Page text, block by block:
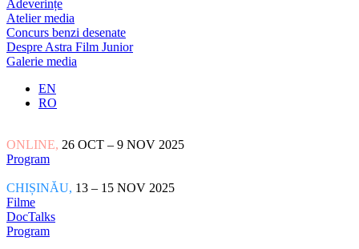
Adeverințe
Atelier media
Concurs benzi desenate
Despre Astra Film Junior
Galerie media
EN
RO
ONLINE, 26 OCT – 9 NOV 2025
Program
CHIȘINĂU, 13 – 15 NOV 2025
Filme
DocTalks
Program